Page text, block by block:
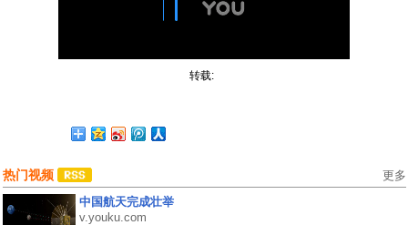
转载:
热门视频 更多
中国航天完成壮举
v.youku.com